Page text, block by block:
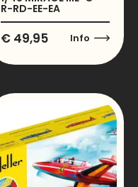
R-RD-EE-EA
€ 49,95 Info